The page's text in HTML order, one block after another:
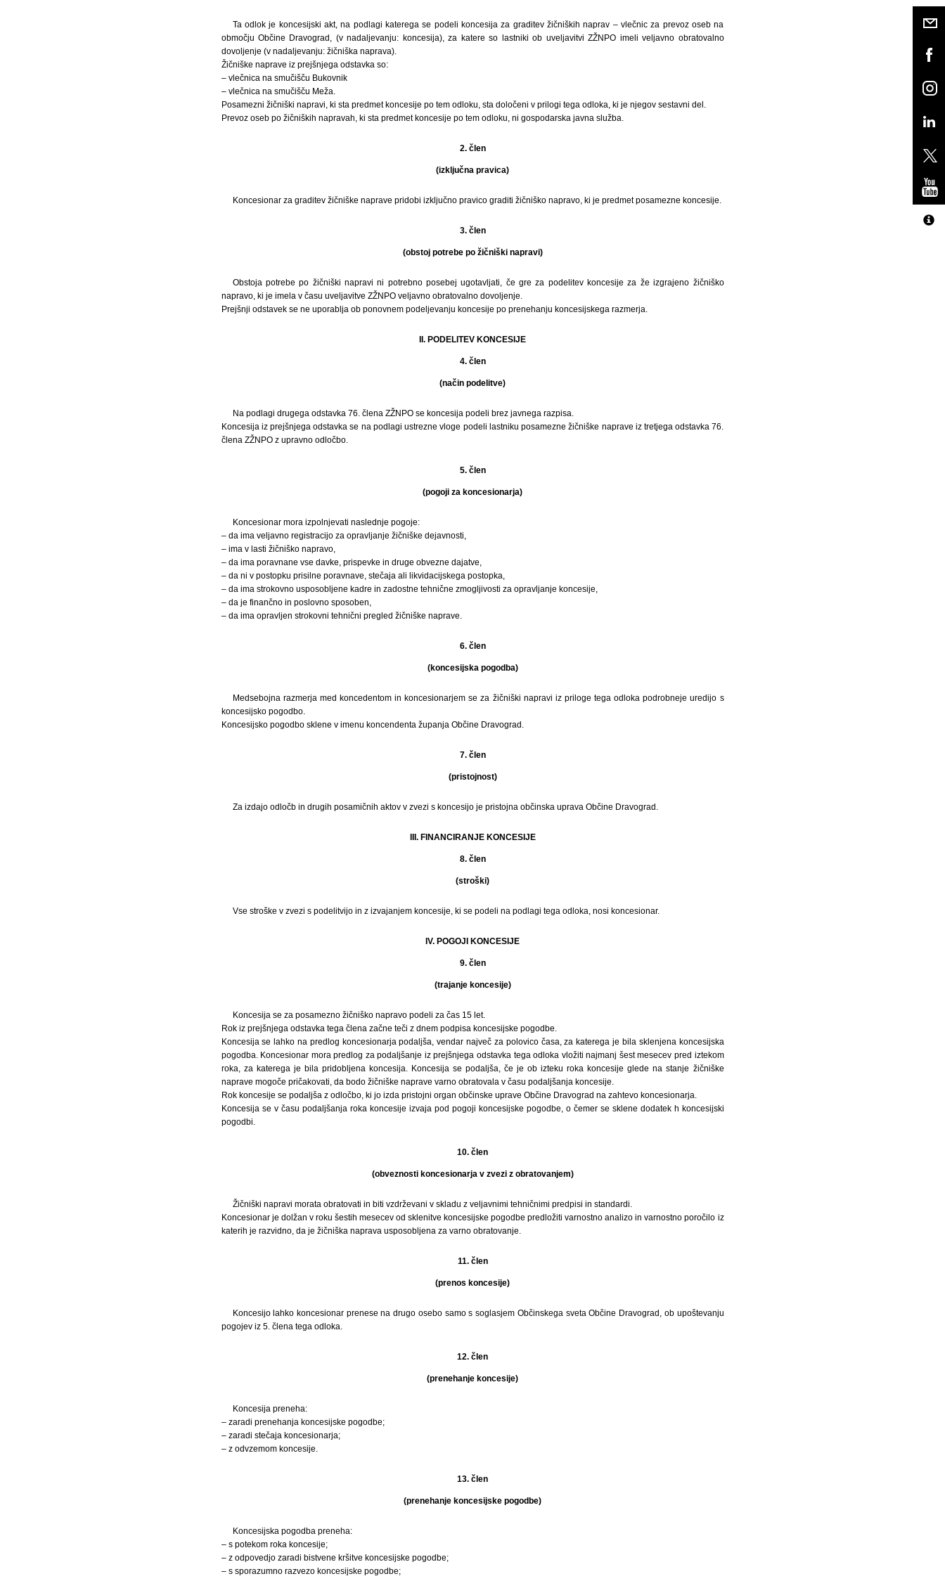
Ta odlok je koncesijski akt, na podlagi katerega se podeli koncesija za graditev žičniških naprav – vlečnic za prevoz oseb na
območju Občine Dravograd, (v nadaljevanju: koncesija), za katere so lastniki ob uveljavitvi ZŽNPO imeli veljavno obratovalno
dovoljenje (v nadaljevanju: žičniška naprava).
Žičniške naprave iz prejšnjega odstavka so:
– vlečnica na smučišču Bukovnik
– vlečnica na smučišču Meža.
Posamezni žičniški napravi, ki sta predmet koncesije po tem odloku, sta določeni v prilogi tega odloka, ki je njegov sestavni del.
Prevoz oseb po žičniških napravah, ki sta predmet koncesije po tem odloku, ni gospodarska javna služba.
2. člen
(izključna pravica)
Koncesionar za graditev žičniške naprave pridobi izključno pravico graditi žičniško napravo, ki je predmet posamezne koncesije.
3. člen
(obstoj potrebe po žičniški napravi)
Obstoja potrebe po žičniški napravi ni potrebno posebej ugotavljati, če gre za podelitev koncesije za že izgrajeno žičniško
napravo, ki je imela v času uveljavitve ZŽNPO veljavno obratovalno dovoljenje.
Prejšnji odstavek se ne uporablja ob ponovnem podeljevanju koncesije po prenehanju koncesijskega razmerja.
II. PODELITEV KONCESIJE
4. člen
(način podelitve)
Na podlagi drugega odstavka 76. člena ZŽNPO se koncesija podeli brez javnega razpisa.
Koncesija iz prejšnjega odstavka se na podlagi ustrezne vloge podeli lastniku posamezne žičniške naprave iz tretjega odstavka 76.
člena ZŽNPO z upravno odločbo.
5. člen
(pogoji za koncesionarja)
Koncesionar mora izpolnjevati naslednje pogoje:
– da ima veljavno registracijo za opravljanje žičniške dejavnosti,
– ima v lasti žičniško napravo,
– da ima poravnane vse davke, prispevke in druge obvezne dajatve,
– da ni v postopku prisilne poravnave, stečaja ali likvidacijskega postopka,
– da ima strokovno usposobljene kadre in zadostne tehnične zmogljivosti za opravljanje koncesije,
– da je finančno in poslovno sposoben,
– da ima opravljen strokovni tehnični pregled žičniške naprave.
6. člen
(koncesijska pogodba)
Medsebojna razmerja med koncedentom in koncesionarjem se za žičniški napravi iz priloge tega odloka podrobneje uredijo s
koncesijsko pogodbo.
Koncesijsko pogodbo sklene v imenu koncendenta županja Občine Dravograd.
7. člen
(pristojnost)
Za izdajo odločb in drugih posamičnih aktov v zvezi s koncesijo je pristojna občinska uprava Občine Dravograd.
III. FINANCIRANJE KONCESIJE
8. člen
(stroški)
Vse stroške v zvezi s podelitvijo in z izvajanjem koncesije, ki se podeli na podlagi tega odloka, nosi koncesionar.
IV. POGOJI KONCESIJE
9. člen
(trajanje koncesije)
Koncesija se za posamezno žičniško napravo podeli za čas 15 let.
Rok iz prejšnjega odstavka tega člena začne teči z dnem podpisa koncesijske pogodbe.
Koncesija se lahko na predlog koncesionarja podaljša, vendar največ za polovico časa, za katerega je bila sklenjena koncesijska
pogodba. Koncesionar mora predlog za podaljšanje iz prejšnjega odstavka tega odloka vložiti najmanj šest mesecev pred iztekom
roka, za katerega je bila pridobljena koncesija. Koncesija se podaljša, če je ob izteku roka koncesije glede na stanje žičniške
naprave mogoče pričakovati, da bodo žičniške naprave varno obratovala v času podaljšanja koncesije.
Rok koncesije se podaljša z odločbo, ki jo izda pristojni organ občinske uprave Občine Dravograd na zahtevo koncesionarja.
Koncesija se v času podaljšanja roka koncesije izvaja pod pogoji koncesijske pogodbe, o čemer se sklene dodatek h koncesijski
pogodbi.
10. člen
(obveznosti koncesionarja v zvezi z obratovanjem)
Žičniški napravi morata obratovati in biti vzdrževani v skladu z veljavnimi tehničnimi predpisi in standardi.
Koncesionar je dolžan v roku šestih mesecev od sklenitve koncesijske pogodbe predložiti varnostno analizo in varnostno poročilo iz
katerih je razvidno, da je žičniška naprava usposobljena za varno obratovanje.
11. člen
(prenos koncesije)
Koncesijo lahko koncesionar prenese na drugo osebo samo s soglasjem Občinskega sveta Občine Dravograd, ob upoštevanju
pogojev iz 5. člena tega odloka.
12. člen
(prenehanje koncesije)
Koncesija preneha:
– zaradi prenehanja koncesijske pogodbe;
– zaradi stečaja koncesionarja;
– z odvzemom koncesije.
13. člen
(prenehanje koncesijske pogodbe)
Koncesijska pogodba preneha:
– s potekom roka koncesije;
– z odpovedjo zaradi bistvene kršitve koncesijske pogodbe;
– s sporazumno razvezo koncesijske pogodbe;